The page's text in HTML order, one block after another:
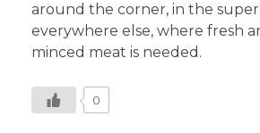
around the corner, in the
everywhere else, where fresh
minced meat is needed.
0